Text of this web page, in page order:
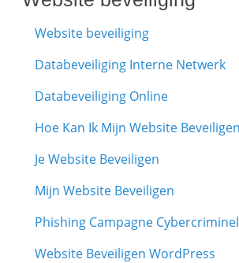
Website beveiliging
Databeveiliging Interne Netwerk
Databeveiliging Online
Hoe Kan Ik Mijn Website Beveiligen
Je Website Beveiligen
Mijn Website Beveiligen
Phishing Campagne
Website Beveiligen WordPress